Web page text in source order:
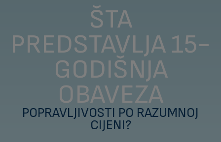
ŠTA
PREDSTAVLJA 15-
GODIŠNJA
OBAVEZA
POPRAVLJIVOSTI PO RAZUMNOJ
CIJENI?